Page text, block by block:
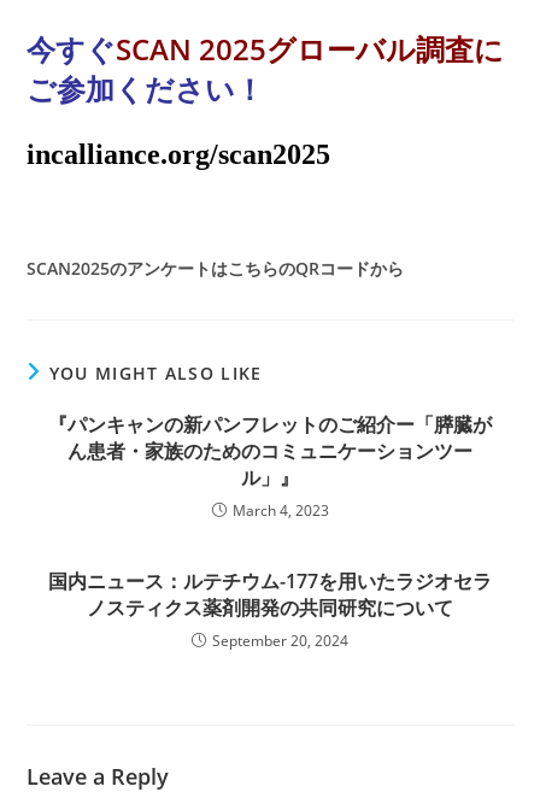
今すぐSCAN 2025グローバル調査に
ご参加ください！
incalliance.org/scan2025
SCAN2025のアンケートはこちらのQRコードから
YOU MIGHT ALSO LIKE
『パンキャンの新パンフレットのご紹介ー「膵臓が
ん患者・家族のためのコミュニケーションツー
ル」』
March 4, 2023
国内ニュース：ルテチウム-177を用いたラジオセラ
ノスティクス薬剤開発の共同研究について
September 20, 2024
Leave a Reply